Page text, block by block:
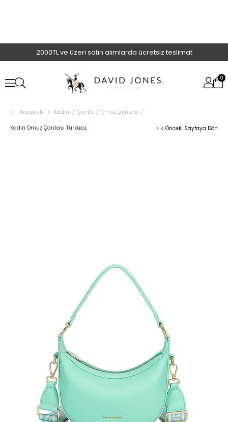
2000TL ve üzeri satın alımlarda ücretsiz teslimat
0
Anasayfa Kadın Çanta Omuz Çantası
Kadın Omuz Çantası Turkuaz < < Önceki Sayfaya Dön